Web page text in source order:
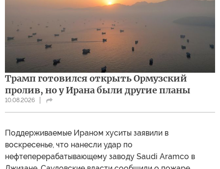
Трамп готовился открыть Ормузский
пролив, но у Ирана были другие планы
10.08.2026
Поддерживаемые Ираном хуситы заявили в
воскресенье, что нанесли удар по
нефтеперерабатывающему заводу Saudi Aramco в